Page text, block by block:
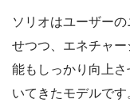
ソリオはユーザー
せつつ、エネチャ
能もしっかり向上
いてきたモデルで